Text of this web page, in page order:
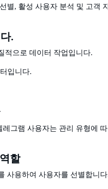
별, 활성 사용자 분석 및 고객
.
적으로 데이터 작업입니다.
입니다.
레그램 사용자는 관리 유형에
할
사용하여 사용자를 선별합니